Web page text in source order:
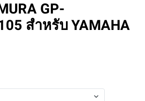
GP-
สำหรับ YAMAHA